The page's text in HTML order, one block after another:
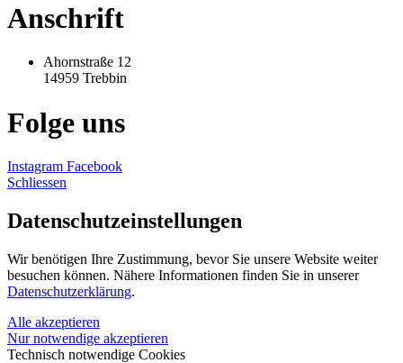
Anschrift
Ahornstraße 12
14959 Trebbin
Folge uns
Instagram Facebook
Schliessen
Datenschutz­einstellungen
Wir benötigen Ihre Zustimmung, bevor Sie unsere Website weiter
besuchen können. Nähere Informationen finden Sie in unserer
Datenschutzerklärung.
Alle akzeptieren
Nur notwendige akzeptieren
Technisch notwendige Cookies